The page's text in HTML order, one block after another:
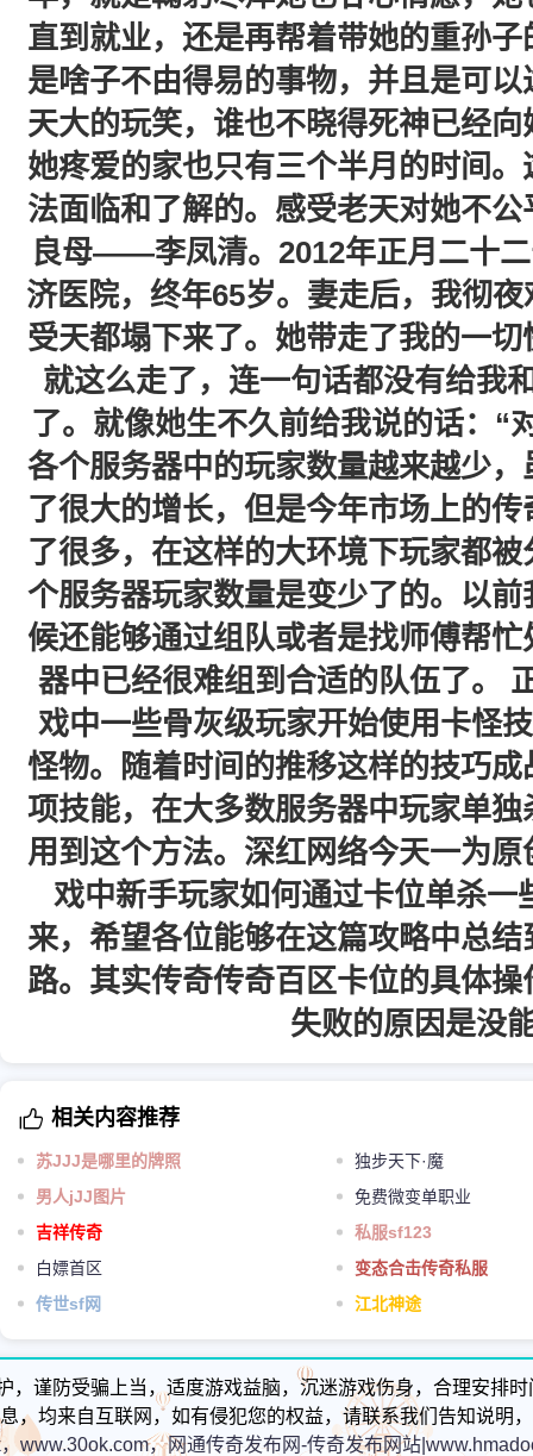
直到就业，还是再帮着带她的重孙
是啥子不由得易的事物，并且是可
天大的玩笑，谁也不晓得死神已经
她疼爱的家也只有三个半月的时间
法面临和了解的。感受老天对她不
良母——李凤清。2012年正月二十
济医院，终年65岁。妻走后，我彻
受天都塌下来了。她带走了我的一
就这么走了，连一句话都没有给我
了。就像她生不久前给我说的话：“
各个服务器中的玩家数量越来越少
了很大的增长，但是今年市场上的
了很多，在这样的大环境下玩家都
个服务器玩家数量是变少了的。以
候还能够通过组队或者是找师傅帮
器中已经很难组到合适的队伍了。
戏中一些骨灰级玩家开始使用卡怪
怪物。随着时间的推移这样的技巧
项技能，在大多数服务器中玩家单
用到这个方法。深红网络今天一为
戏中新手玩家如何通过卡位单杀
来，希望各位能够在这篇攻略中总
路。其实传奇传奇百区卡位的具体
失败的原因是没
相关内容推荐
苏JJJ是哪里的牌照
独步天下·魔
男人jJJ图片
免费微变单职业
吉祥传奇
私服sf123
白嫖首区
变态合击传奇私服
传世sf网
江北神途
，谨防受骗上当，适度游戏益脑，沉迷游戏伤身，合理安排
，均来自互联网，如有侵犯您的权益，请联系我们告知说明
www.30ok.com，网通传奇发布网-传奇发布网站